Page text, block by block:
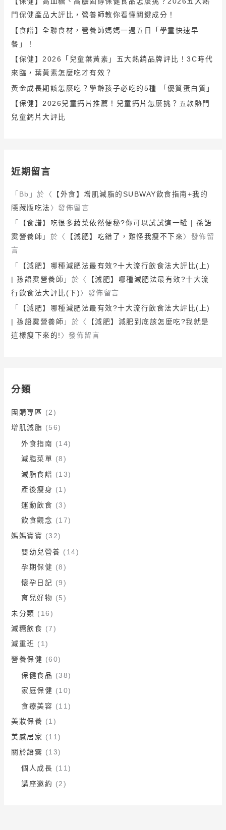
門保健產品大評比，營養師教你看懂關鍵成分！
【食譜】全聯食材，營養師媽媽一週五日「學童快速早
餐」！
【保健】2026「兒童葉黃素」五大熱銷品牌評比！3C時代
來臨，葉黃素怎麼吃才有效？
黃金成長期該怎麼吃？學齡孩子必吃的5種 「優質蛋白質」
【保健】2026兒童鈣片推薦！兒童鈣片怎麼挑？五款熱門
兒童鈣片大評比
近期留言
「 Bb 」於〈
【外食】增肌減脂的SUBWAY飲食指南+我的
隱藏版吃法 〉發佈留言
「
【食譜】吃很多蔬菜依然便秘?你可以試試這一罐 | 孫語
霙營養師 」於〈 【減肥】吃錯了，難怪我瘦不下來〉發佈留
言
「
【減肥】哪種減肥法最有效?十大流行飲食法大評比(上)
| 孫語霙營養師 」於〈
【減肥】哪種減肥法最有效?十大流
行飲食法大評比(下)〉發佈留言
「
【減肥】哪種減肥法最有效?十大流行飲食法大評比(上)
| 孫語霙營養師 」於〈
【減肥】減肥到底該怎麼吃?我就是
這樣瘦下來的! 〉發佈留言
分類
團購專區 (2)
增肌減脂 (56)
外食指南 (14)
減脂菜單 (8)
減脂食譜 (13)
產後瘦身 (1)
運動飲食 (3)
飲食觀念 (17)
媽媽寶寶 (32)
嬰幼兒營養 (14)
孕期保健 (8)
懷孕日記 (9)
育兒好物 (5)
未分類 (16)
減糖飲食 (7)
減重班 (1)
營養保健 (60)
保健食品 (38)
家庭保健 (10)
食療美容 (11)
美妝保養 (1)
美感居家 (11)
關於語霙 (13)
個人成長 (11)
講座邀約 (2)